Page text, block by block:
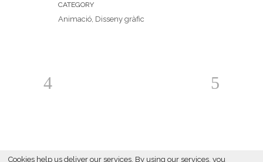
CATEGORY
Animació, Disseny gràfic
Cookies help us deliver our services. By using our services, you